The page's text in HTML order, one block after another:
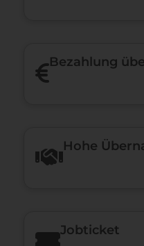
Bezahlung
Hohe
Jobticket